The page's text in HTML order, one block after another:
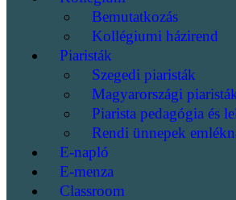
Bemutatkozás
Kollégiumi házirend
Piaristák
Szegedi piaristák
Magyarországi
Piarista pedagógia és
Rendi ünnepek
E-napló
E-menza
Classroom